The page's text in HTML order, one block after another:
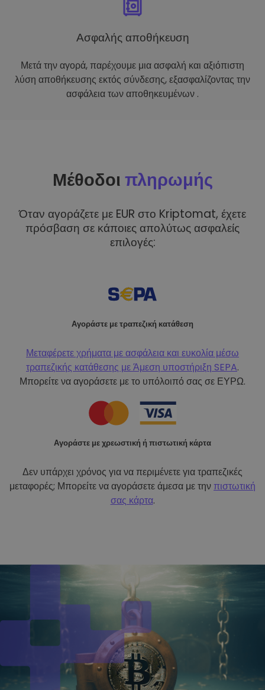
Ασφαλής αποθήκευση
Μετά την αγορά, παρέχουμε μια ασφαλή και αξιόπιστη
λύση αποθήκευσης εκτός σύνδεσης, εξασφαλίζοντας την
ασφάλεια των αποθηκευμένων .
Μέθοδοι πληρωμής
Όταν αγοράζετε με EUR στο Kriptomat, έχετε
πρόσβαση σε κάποιες απολύτως ασφαλείς
επιλογές:
Αγοράστε με τραπεζική κατάθεση
Μεταφέρετε χρήματα με ασφάλεια και ευκολία μέσω
τραπεζικής κατάθεσης μεΆμεση υποστήριξη SEPA.
Μπορείτε να αγοράσετε με το υπόλοιπό σας σε ΕΥΡΩ.
Αγοράστε με χρεωστική ή πιστωτική κάρτα
Δεν υπάρχει χρόνος για να περιμένετε για τραπεζικές
μεταφορές; Μπορείτε να αγοράσετε άμεσα με τηνπιστωτική
σας κάρτα.